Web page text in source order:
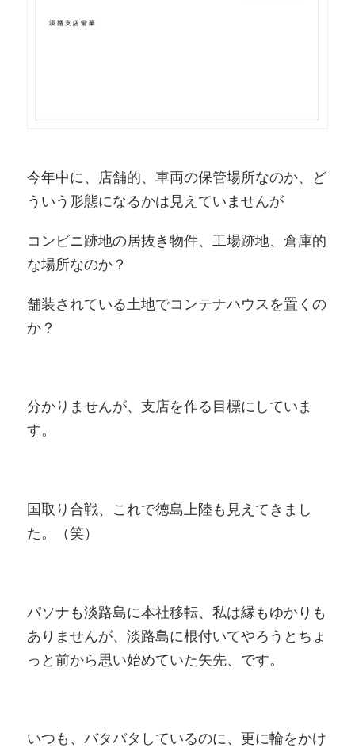
今年中に、店舗的、車両の保管場所なのか、ど
ういう形態になるかは見えていませんが
コンビニ跡地の居抜き物件、工場跡地、倉庫的
な場所なのか？
舗装されている土地でコンテナハウスを置くの
か？
分かりませんが、支店を作る目標にしていま
す。
国取り合戦、これで徳島上陸も見えてきまし
た。（笑）
パソナも淡路島に本社移転、私は縁もゆかりも
ありませんが、淡路島に根付いてやろうとちょ
っと前から思い始めていた矢先、です。
いつも、バタバタしているのに、更に輪をかけ